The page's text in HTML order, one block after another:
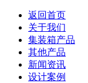
返回首页
关于我们
集装箱产品
其他产品
新闻资讯
设计案例